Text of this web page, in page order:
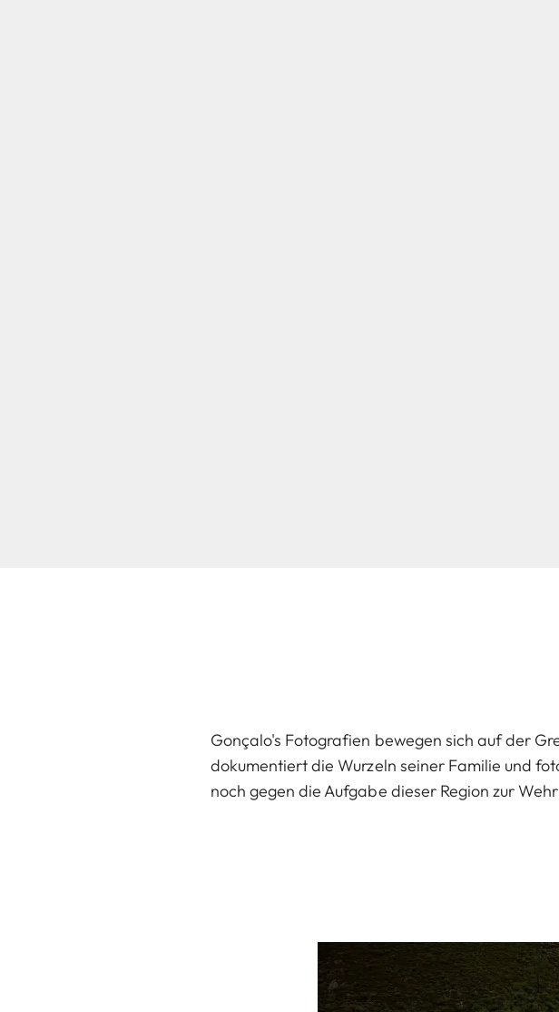
Gonçalo's Fotografien bewegen sich auf der
dokumentiert die Wurzeln seiner Familie und
noch gegen die Aufgabe dieser Region zur